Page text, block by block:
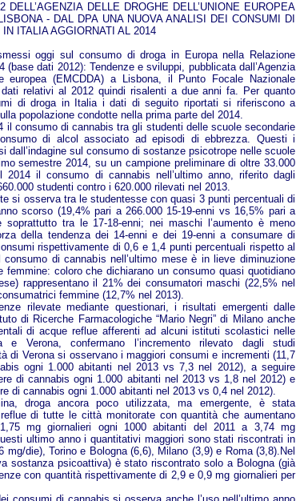
DELL’AGENZIA DELLE DROGHE DELL’UNIONE EUROPEA
- DAL DPA UNA NUOVA ANALISI DEI CONSUMI DI
ITALIA AGGIORNATI AL 2014
oggi sul consumo di droga in Europa nella Relazione
(base dati 2012): Tendenze e sviluppi, pubblicata dall’Agenzia
europea (EMCDDA) a Lisbona, il Punto Focale Nazionale
relativi al 2012 quindi risalenti a due anni fa. Per quanto
di droga in Italia i dati di seguito riportati si riferiscono a
popolazione condotte nella prima parte del 2014.
il consumo di cannabis tra gli studenti delle scuole secondarie
di alcol associato ad episodi di ebbrezza. Questi i
dall’indagine sul consumo di sostanze psicotrope nelle scuole
semestre 2014, su un campione preliminare di oltre 33.000
2014 il consumo di cannabis nell’ultimo anno, riferito dagli
studenti contro i 620.000 rilevati nel 2013.
si osserva tra le studentesse con quasi 3 punti percentuali di
scorso (19,4% pari a 266.000 15-19-enni vs 16,5% pari a
soprattutto tra le 17-18-enni; nei maschi l’aumento è meno
della tendenza dei 14-enni e dei 19-enni a consumare di
rispettivamente di 0,6 e 1,4 punti percentuali rispetto al
consumo di cannabis nell’ultimo mese è in lieve diminuzione
coloro che dichiarano un consumo quasi quotidiano
rappresentano il 21% dei consumatori maschi (22,5% nel
femmine (12,7% nel 2013).
rilevate mediante questionari, i risultati emergenti dalle
di Ricerche Farmacologiche “Mario Negri” di Milano anche
di acque reflue afferenti ad alcuni istituti scolastici nelle
Verona, confermano l’incremento rilevato dagli studi
di Verona si osservano i maggiori consumi e incrementi (11,7
ogni 1.000 abitanti nel 2013 vs 7,3 nel 2012), a seguire
di cannabis ogni 1.000 abitanti nel 2013 vs 1,8 nel 2012) e
di cannabis ogni 1.000 abitanti nel 2013 vs 0,4 nel 2012).
droga ancora poco utilizzata, ma emergente, è stata
di tutte le città monitorate con quantità che aumentano
mg giornalieri ogni 1000 abitanti del 2011 a 3,74 mg
ultimo anno i quantitativi maggiori sono stati riscontrati in
mg/die), Torino e Bologna (6,6), Milano (3,9) e Roma (3,8).Nel
sostanza psicoattiva) è stato riscontrato solo a Bologna (già
con quantità rispettivamente di 2,9 e 0,9 mg giornalieri per